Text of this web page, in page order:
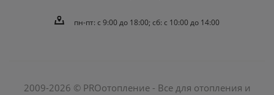
пн-пт: c 9:00 до 18:00; сб: с 10:00 до 14:00
2009-2026 © PROотопление - Все для отопления и